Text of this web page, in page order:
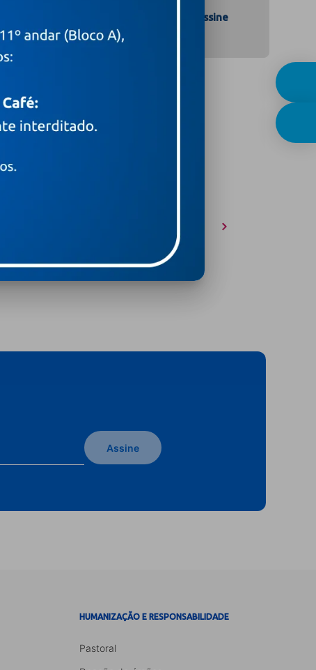
Assine
Assine
HUMANIZAÇÃO E RESPONSABILIDADE
Pastoral